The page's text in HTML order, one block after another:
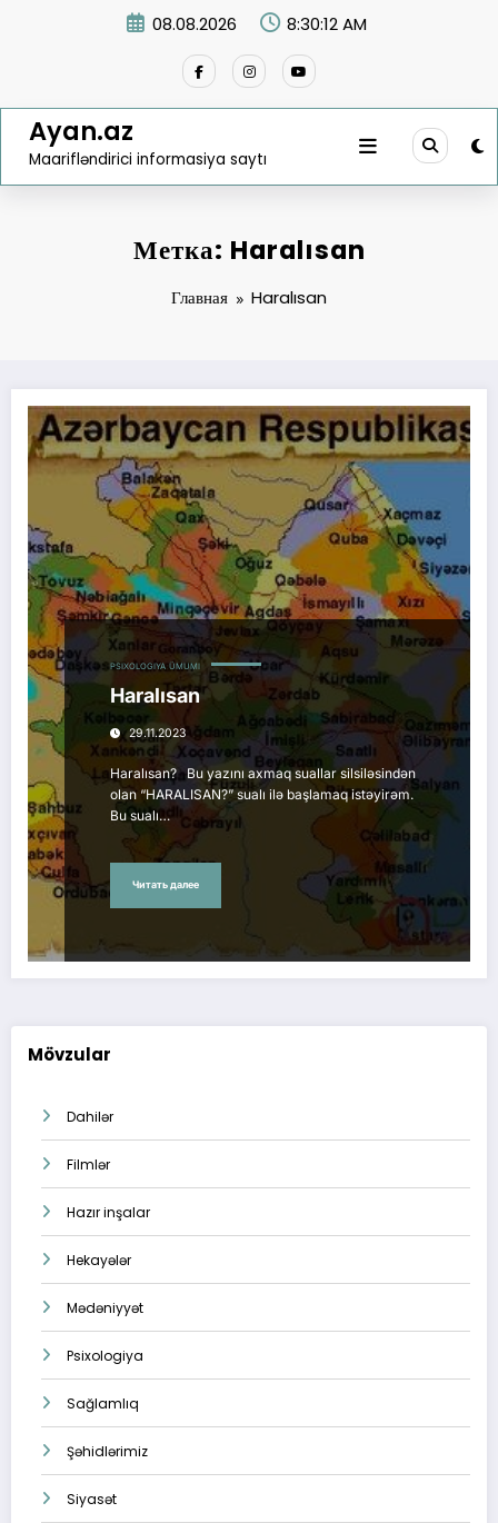
08.08.2026 8:30:12 AM
Ayan.az
Maarifləndirici informasiya saytı
Метка: Haralısan
Главная Haralısan
PSIXOLOGIYA ÜMUMI
Haralısan
29.11.2023
Haralısan? Bu yazını axmaq suallar silsiləsindən
olan “HARALISAN?” sualı ilə başlamaq istəyirəm.
Bu sualı…
Читать далее
Mövzular
Dahilər
Filmlər
Hazır inşalar
Hekayələr
Mədəniyyət
Psixologiya
Sağlamlıq
Şəhidlərimiz
Siyasət